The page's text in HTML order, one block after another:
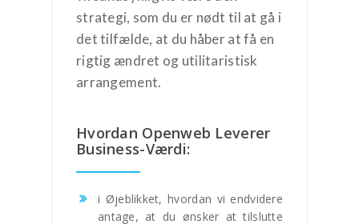
strategi, som du er nødt til at gå i
det tilfælde, at du håber at få en
rigtig ændret og utilitaristisk
arrangement.
Hvordan Openweb Leverer
Business-Værdi:
i Øjeblikket, hvordan vi endvidere
antage, at du ønsker at tilslutte